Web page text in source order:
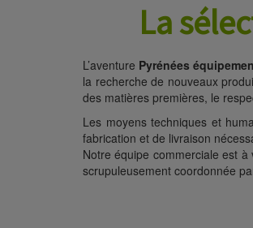
La
L’aventure Pyrénées
la recherche de nouveaux
des matières premières, le
Les moyens techniques et
fabrication et de livraison
Notre équipe commerciale est
scrupuleusement coordonnée